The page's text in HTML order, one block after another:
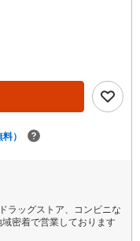
）
ラッグストア、コンビニな
密着で営業しております